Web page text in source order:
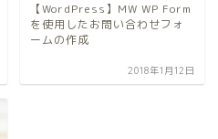
【WordPress】MW WP Form
を使用したお問い合わせフォ
ームの作成
2018年1月12日